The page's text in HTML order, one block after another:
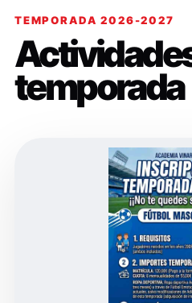
TEMPORADA 2026-2027
temporada